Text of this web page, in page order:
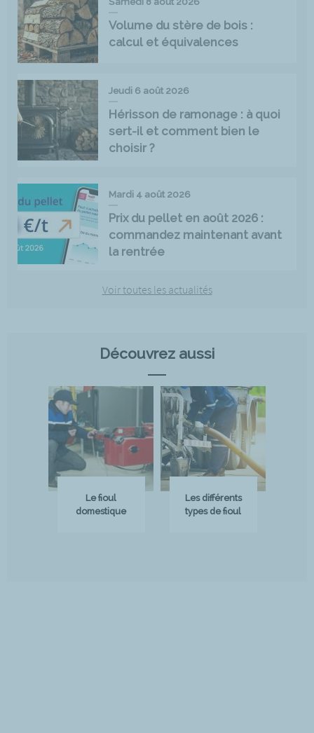
Volume du stère de bois :
calcul et équivalences
Jeudi 6 août 2026
Hérisson de ramonage : à quoi
sert-il et comment bien le
choisir ?
Mardi 4 août 2026
Prix du pellet en août 2026 :
commandez maintenant avant
la rentrée
Voir toutes les actualités
Découvrez aussi
Le fioul
domestique
Les différents
types de fioul